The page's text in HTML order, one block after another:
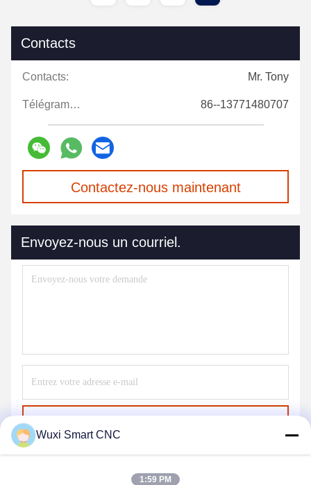
Contacts
Contacts: Mr. Tony
Télégramme: 86--13771480707
Contactez-nous maintenant
Envoyez-nous un courriel.
Wuxi Smart CNC
1:59 PM